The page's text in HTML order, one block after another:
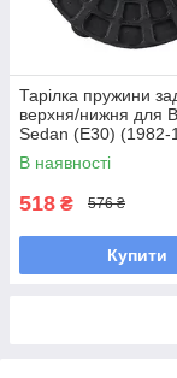
Тарілка пружини
верхня/нижня для
Sedan (E30) (1982-
двигунів 1.6-2.7L
В наявності
518 ₴ 576 ₴
Купити